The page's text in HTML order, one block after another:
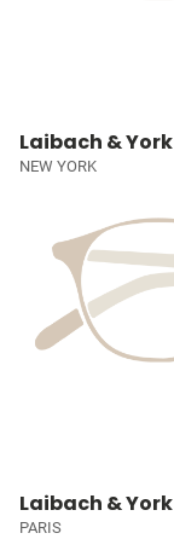
Laibach & York
NEW YORK
Laibach & York
PARIS